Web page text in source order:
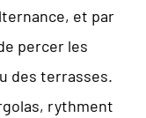
et par
percer les
des terrasses.
rythment